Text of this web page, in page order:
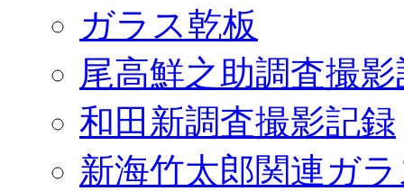
ガラス乾板
尾高鮮之助調査撮
和田新調査撮影記録
新海竹太郎関連ガ